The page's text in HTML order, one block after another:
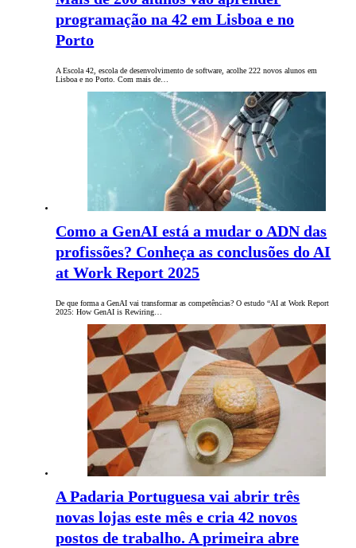
programação na 42 em Lisboa e no
Porto
A Escola 42, escola de desenvolvimento de software, acolhe 222 novos alunos em
Lisboa e no Porto. Com mais de…
Como a GenAI está a mudar o ADN das
profissões? Conheça as conclusões do AI
at Work Report 2025
De que forma a GenAI vai transformar as competências? O estudo “AI at Work Report
2025: How GenAI is Rewiring…
A Padaria Portuguesa vai abrir três
novas lojas este mês e cria 42 novos
postos de trabalho. A primeira abre